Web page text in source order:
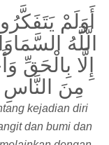
أَوَلَمْ
الَّلَّهُ
إِلَّا بِالْحَقِّ
مِنَ النَّاسِ
kejadian diri
dan bumi dan